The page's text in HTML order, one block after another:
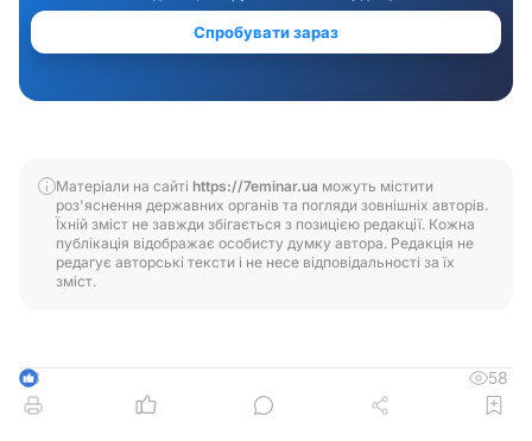
Матеріали на сайті https://7eminar.ua можуть містити
роз'яснення державних органів та погляди зовнішніх авторів.
Їхній зміст не завжди збігається з позицією редакції. Кожна
публікація відображає особисту думку автора. Редакція не
редагує авторські тексти і не несе відповідальності за їх
зміст.
3 58